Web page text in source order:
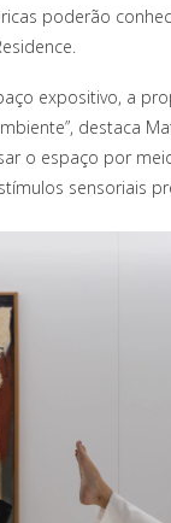
poderão
expositivo, a
destaca
o espaço por
sensoriais